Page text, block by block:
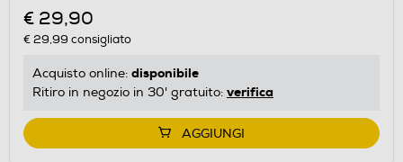
€ 29,90
€ 29,99 consigliato
Acquisto online: disponibile
Ritiro in negozio in 30' gratuito: verifica
AGGIUNGI